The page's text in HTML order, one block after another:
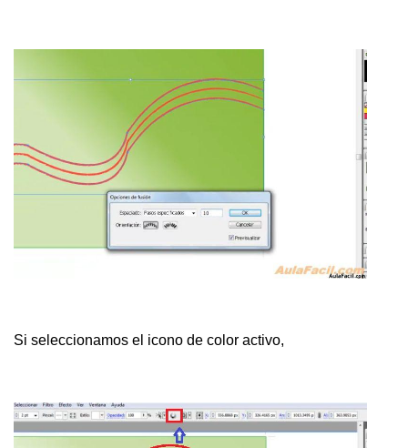
Si seleccionamos el icono de color activo,